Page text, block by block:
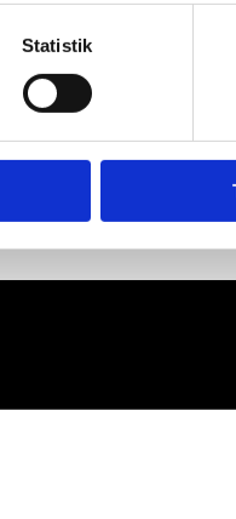
Statistik